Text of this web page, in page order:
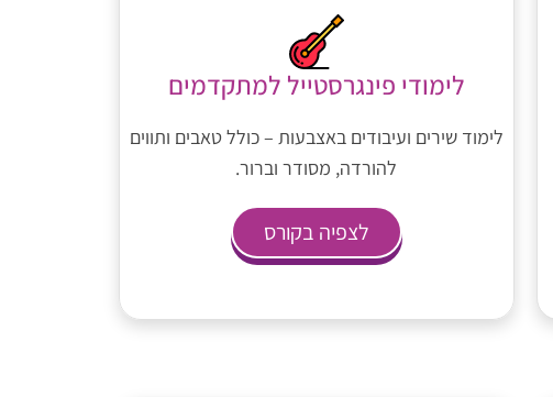
לימודי פינגרסטייל למתקדמים
לימוד שירים ועיבודים באצבעות – כולל טאבים ותווים
להורדה, מסודר וברור.
לצפיה בקורס